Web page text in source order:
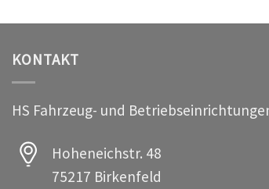
KONTAKT
HS Fahrzeug- und
Hoheneichstr. 48
75217 Birkenfeld